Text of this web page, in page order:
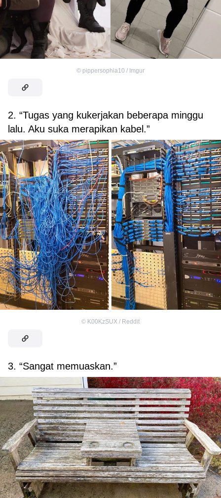
© pippersophia10 / Imgur
2. “Tugas yang kukerjakan beberapa minggu
lalu. Aku suka merapikan kabel.”
© K00KzSUX / Reddit
3. “Sangat memuaskan.”